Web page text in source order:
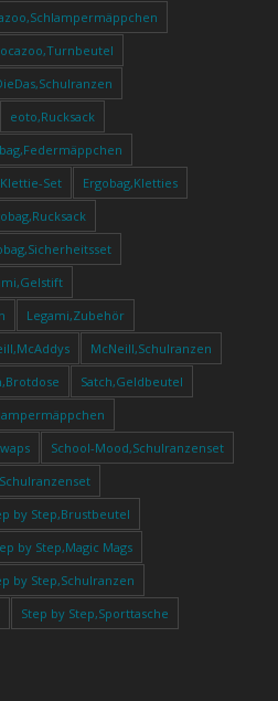
eoto,Rucksack
Set
Ergobag,Kletties
Legami,Zubehör
McNeill,Schulranzen
Satch,Geldbeutel
School-Mood,Schulranzenset
by Step,Brustbeutel
by Step,Magic Mags
by Step,Schulranzen
Step by Step,Sporttasche